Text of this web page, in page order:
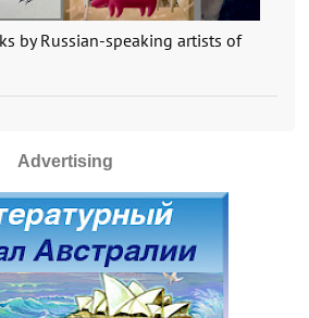
by Russian-speaking artists of
Advertising